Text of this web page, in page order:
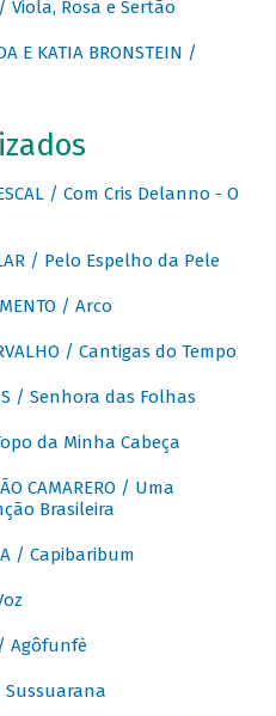
/ Viola, Rosa e Sertão
E KATIA BRONSTEIN /
/ Com Cris Delanno - O
/ Pelo Espelho da Pele
/ Arco
/ Cantigas do Tempo
/ Senhora das Folhas
da Minha Cabeça
CAMARERO / Uma
Brasileira
/ Capibaribum
/ Agôfunfè
Sussuarana